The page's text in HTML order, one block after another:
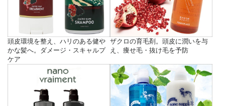
頭皮環境を整え、ハリのある健や
かな髪へ。ダメージ・スキャルプ
ケア
ザクロの育毛剤。頭皮に潤いを与
え、痩せ毛・抜け毛を予防